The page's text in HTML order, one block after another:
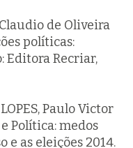
Claudio de Oliveira
políticas:
Editora Recriar,
Paulo Victor
Política: medos
e as eleições 2014.